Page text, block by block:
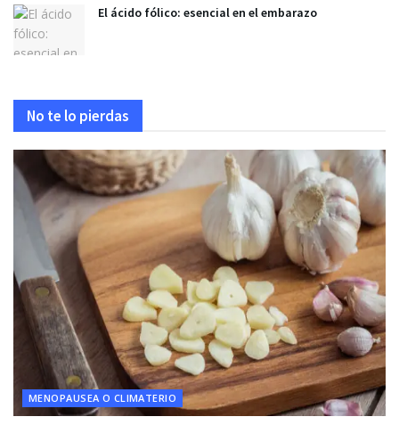
El ácido fólico: esencial en el embarazo
No te lo pierdas
MENOPAUSEA O CLIMATERIO